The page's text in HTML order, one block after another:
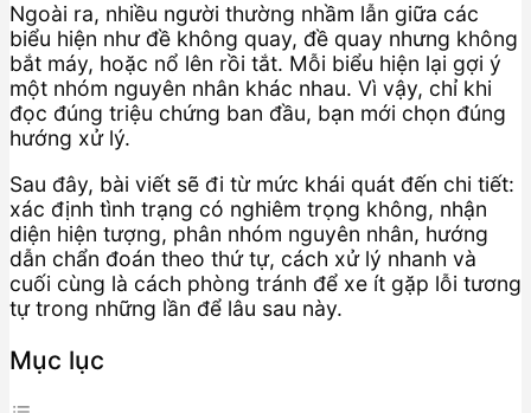
Ngoài ra, nhiều người thường nhầm lẫn giữa các
biểu hiện như đề không quay, đề quay nhưng không
bắt máy, hoặc nổ lên rồi tắt. Mỗi biểu hiện lại gợi ý
một nhóm nguyên nhân khác nhau. Vì vậy, chỉ khi
đọc đúng triệu chứng ban đầu, bạn mới chọn đúng
hướng xử lý.
Sau đây, bài viết sẽ đi từ mức khái quát đến chi tiết:
xác định tình trạng có nghiêm trọng không, nhận
diện hiện tượng, phân nhóm nguyên nhân, hướng
dẫn chẩn đoán theo thứ tự, cách xử lý nhanh và
cuối cùng là cách phòng tránh để xe ít gặp lỗi tương
tự trong những lần để lâu sau này.
Mục lục